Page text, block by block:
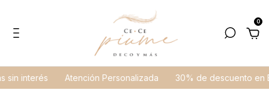
0
Atención Personalizada 30% de descuento en